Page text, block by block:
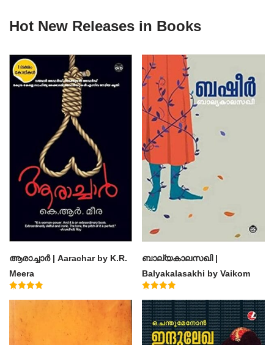
Hot New Releases in Books
ആരാച്ചാര്‍ | Aarachar by K.R.
Meera
ബാല്യകാലസഖി |
Balyakalasakhi by Vaikom
Muhammad Basheer
4.60
out of 5